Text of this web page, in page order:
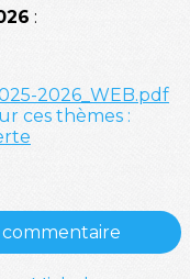
:
2026_WEB.pdf
ces thèmes :